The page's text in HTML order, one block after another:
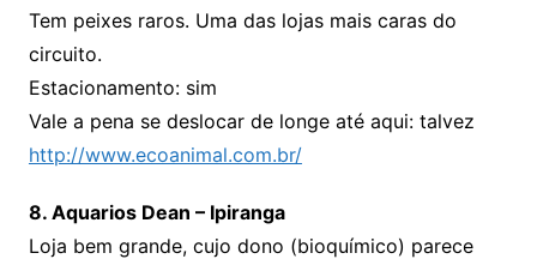
Tem peixes raros. Uma das lojas mais caras do
circuito.
Estacionamento: sim
Vale a pena se deslocar de longe até aqui: talvez
http://www.ecoanimal.com.br/
8. Aquarios Dean – Ipiranga
Loja bem grande, cujo dono (bioquímico) parece